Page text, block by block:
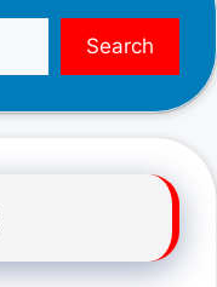
Search